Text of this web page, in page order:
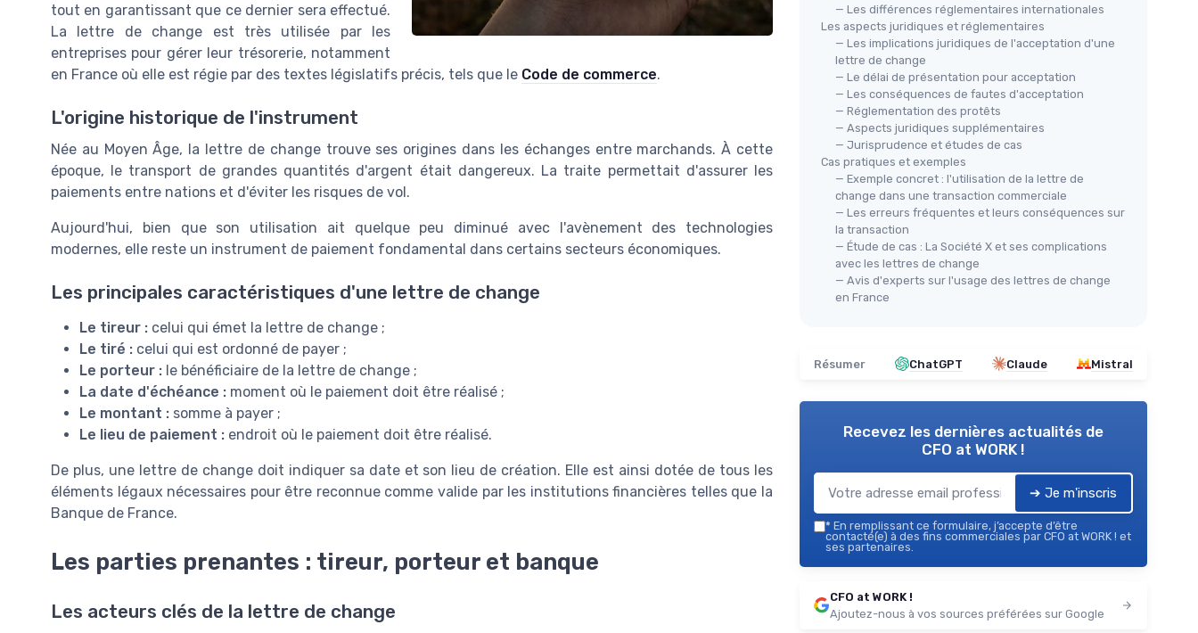
tout en garantissant que ce dernier sera effectué.
La lettre de change est très utilisée par les
entreprises pour gérer leur trésorerie, notamment
en France où elle est régie par des textes législatifs précis, tels que le Code de commerce.
L'origine historique de l'instrument
Née au Moyen Âge, la lettre de change trouve ses origines dans les échanges entre marchands. À cette
époque, le transport de grandes quantités d'argent était dangereux. La traite permettait d'assurer les
paiements entre nations et d'éviter les risques de vol.
Aujourd'hui, bien que son utilisation ait quelque peu diminué avec l'avènement des technologies
modernes, elle reste un instrument de paiement fondamental dans certains secteurs économiques.
Les principales caractéristiques d'une lettre de change
Le tireur : celui qui émet la lettre de change ;
Le tiré : celui qui est ordonné de payer ;
Le porteur : le bénéficiaire de la lettre de change ;
La date d'échéance : moment où le paiement doit être réalisé ;
Le montant : somme à payer ;
Le lieu de paiement : endroit où le paiement doit être réalisé.
De plus, une lettre de change doit indiquer sa date et son lieu de création. Elle est ainsi dotée de tous les
éléments légaux nécessaires pour être reconnue comme valide par les institutions financières telles que la
Banque de France.
Les parties prenantes : tireur, porteur et banque
Les acteurs clés de la lettre de change
— Les différences réglementaires internationales
Les aspects juridiques et réglementaires
— Les implications juridiques de l'acceptation d'une
lettre de change
— Le délai de présentation pour acceptation
— Les conséquences de fautes d'acceptation
— Réglementation des protêts
— Aspects juridiques supplémentaires
— Jurisprudence et études de cas
Cas pratiques et exemples
— Exemple concret : l'utilisation de la lettre de
change dans une transaction commerciale
— Les erreurs fréquentes et leurs conséquences sur
la transaction
— Étude de cas : La Société X et ses complications
avec les lettres de change
— Avis d'experts sur l'usage des lettres de change
en France
Résumer ChatGPT Claude Mistral
Recevez les dernières actualités de
CFO at WORK !
➔ Je m'inscris
* En remplissant ce formulaire, j’accepte d’être
contacté(e) à des fins commerciales par CFO at WORK ! et
ses partenaires.
CFO at WORK !
Ajoutez-nous à vos sources préférées sur Google